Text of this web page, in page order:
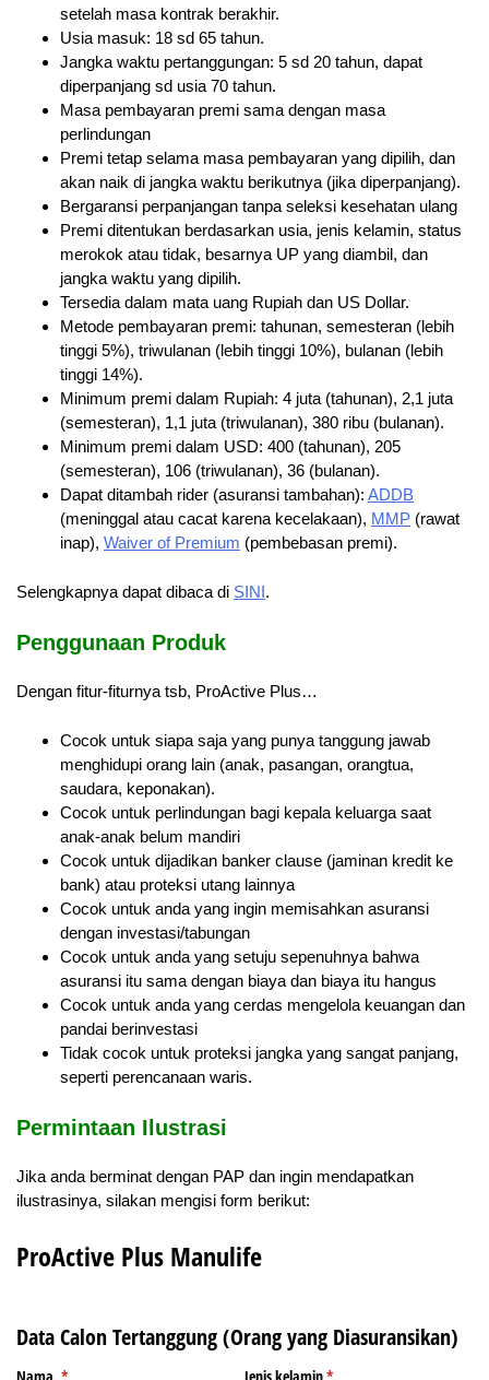
setelah masa kontrak berakhir.
Usia masuk: 18 sd 65 tahun.
Jangka waktu pertanggungan: 5 sd 20 tahun, dapat
diperpanjang sd usia 70 tahun.
Masa pembayaran premi sama dengan masa
perlindungan
Premi tetap selama masa pembayaran yang dipilih, dan
akan naik di jangka waktu berikutnya (jika diperpanjang).
Bergaransi perpanjangan tanpa seleksi kesehatan ulang
Premi ditentukan berdasarkan usia, jenis kelamin, status
merokok atau tidak, besarnya UP yang diambil, dan
jangka waktu yang dipilih.
Tersedia dalam mata uang Rupiah dan US Dollar.
Metode pembayaran premi: tahunan, semesteran (lebih
tinggi 5%), triwulanan (lebih tinggi 10%), bulanan (lebih
tinggi 14%).
Minimum premi dalam Rupiah: 4 juta (tahunan), 2,1 juta
(semesteran), 1,1 juta (triwulanan), 380 ribu (bulanan).
Minimum premi dalam USD: 400 (tahunan), 205
(semesteran), 106 (triwulanan), 36 (bulanan).
Dapat ditambah rider (asuransi tambahan): ADDB
(meninggal atau cacat karena kecelakaan), MMP (rawat
inap), Waiver of Premium (pembebasan premi).
Selengkapnya dapat dibaca di SINI.
Penggunaan Produk
Dengan fitur-fiturnya tsb, ProActive Plus…
Cocok untuk siapa saja yang punya tanggung jawab
menghidupi orang lain (anak, pasangan, orangtua,
saudara, keponakan).
Cocok untuk perlindungan bagi kepala keluarga saat
anak-anak belum mandiri
Cocok untuk dijadikan banker clause (jaminan kredit ke
bank) atau proteksi utang lainnya
Cocok untuk anda yang ingin memisahkan asuransi
dengan investasi/tabungan
Cocok untuk anda yang setuju sepenuhnya bahwa
asuransi itu sama dengan biaya dan biaya itu hangus
Cocok untuk anda yang cerdas mengelola keuangan dan
pandai berinvestasi
Tidak cocok untuk proteksi jangka yang sangat panjang,
seperti perencanaan waris.
Permintaan Ilustrasi
Jika anda berminat dengan PAP dan ingin mendapatkan
ilustrasinya, silakan mengisi form berikut: